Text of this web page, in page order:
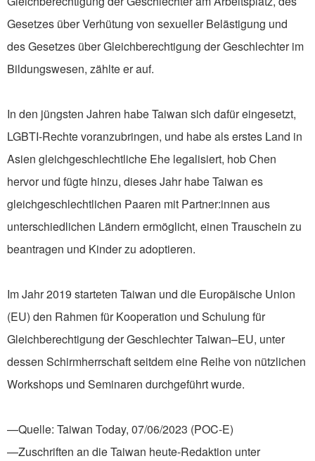
Gesetzes über Verhütung von sexueller Belästigung und
des Gesetzes über Gleichberechtigung der Geschlechter im
Bildungswesen, zählte er auf.
In den jüngsten Jahren habe Taiwan sich dafür eingesetzt,
LGBTI-Rechte voranzubringen, und habe als erstes Land in
Asien gleichgeschlechtliche Ehe legalisiert, hob Chen
hervor und fügte hinzu, dieses Jahr habe Taiwan es
gleichgeschlechtlichen Paaren mit Partner:innen aus
unterschiedlichen Ländern ermöglicht, einen Trauschein zu
beantragen und Kinder zu adoptieren.
Im Jahr 2019 starteten Taiwan und die Europäische Union
(EU) den Rahmen für Kooperation und Schulung für
Gleichberechtigung der Geschlechter Taiwan–EU, unter
dessen Schirmherrschaft seitdem eine Reihe von nützlichen
Workshops und Seminaren durchgeführt wurde.
—Quelle: Taiwan Today, 07/06/2023 (POC-E)
—Zuschriften an die Taiwan heute-Redaktion unter